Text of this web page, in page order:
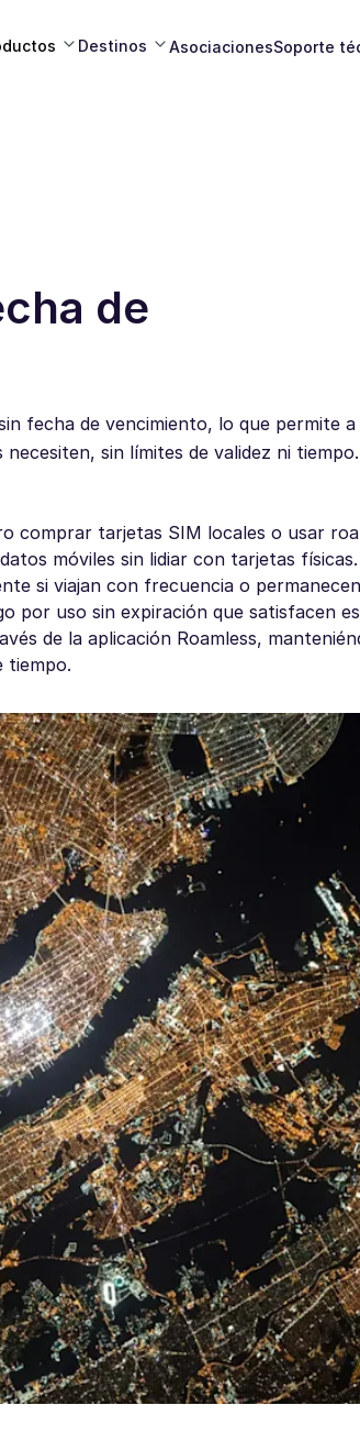
Destinos AsociacionesSoporte
de
fecha de vencimiento, lo que permite a
sin límites de validez ni tiempo.
comprar tarjetas SIM locales o usar
móviles sin lidiar con tarjetas
si viajan con frecuencia o
por uso sin expiración que satisfacen
de la aplicación Roamless,
tiempo.